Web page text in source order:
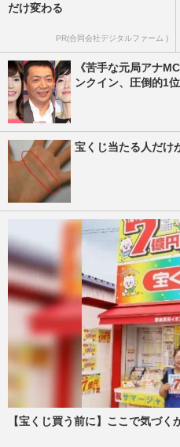
だけ変わる
PR(合同会社デジタルファーム )
《苦手な元局アナ
ンクイン、圧倒的1
宝くじ当たる人だけ
【宝くじ買う前に】ここで気づく